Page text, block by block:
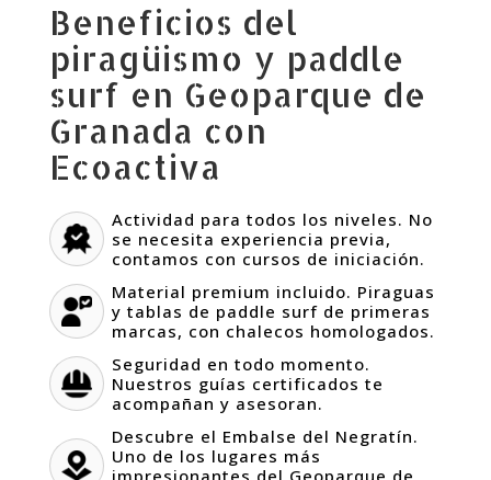
Beneficios del
piragüismo y paddle
surf en Geoparque de
Granada con
Ecoactiva
Actividad para todos los niveles. No
se necesita experiencia previa,
contamos con cursos de iniciación.
Material premium incluido. Piraguas
y tablas de paddle surf de primeras
marcas, con chalecos homologados.
Seguridad en todo momento.
Nuestros guías certificados te
acompañan y asesoran.
Descubre el Embalse del Negratín.
Uno de los lugares más